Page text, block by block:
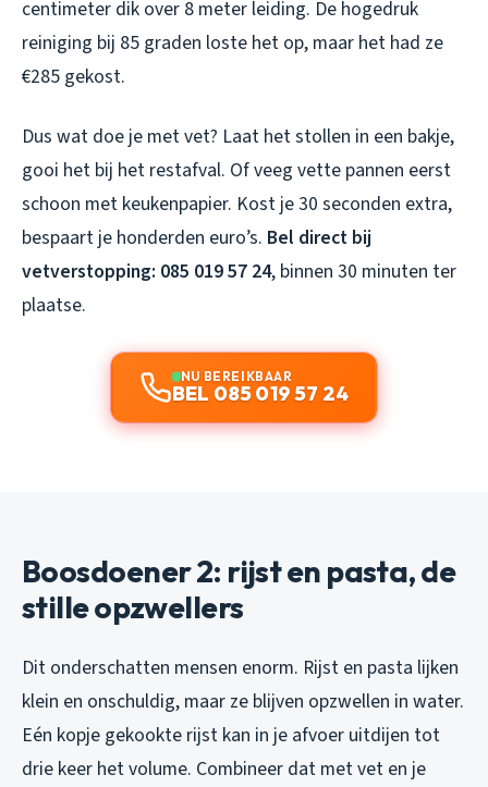
centimeter dik over 8 meter leiding. De hogedruk
reiniging bij 85 graden loste het op, maar het had ze
€285 gekost.
Dus wat doe je met vet? Laat het stollen in een bakje,
gooi het bij het restafval. Of veeg vette pannen eerst
schoon met keukenpapier. Kost je 30 seconden extra,
bespaart je honderden euro’s. Bel direct bij
vetverstopping: 085 019 57 24, binnen 30 minuten ter
plaatse.
NU BEREIKBAAR
BEL 085 019 57 24
Boosdoener 2: rijst en pasta, de
stille opzwellers
Dit onderschatten mensen enorm. Rijst en pasta lijken
klein en onschuldig, maar ze blijven opzwellen in water.
Eén kopje gekookte rijst kan in je afvoer uitdijen tot
drie keer het volume. Combineer dat met vet en je